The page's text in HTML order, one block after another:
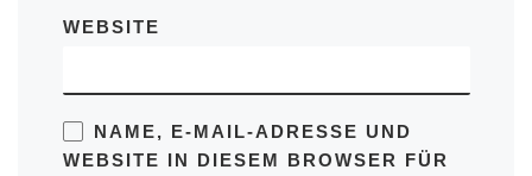
WEBSITE
NAME, E-MAIL-ADRESSE UND
WEBSITE IN DIESEM BROWSER FÜR